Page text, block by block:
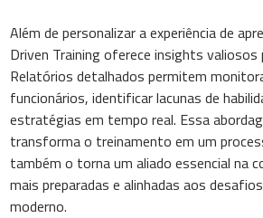
Além de personalizar a experiência de
Driven Training oferece insights
Relatórios detalhados permitem
funcionários, identificar lacunas de
estratégias em tempo real. Essa
transforma o treinamento em um
também o torna um aliado essencial na
mais preparadas e alinhadas aos
moderno.